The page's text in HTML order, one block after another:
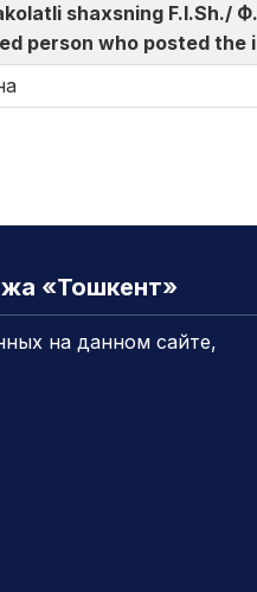
shaxsning F.I.Sh./
person who posted
«Тошкент»
на данном сайте,